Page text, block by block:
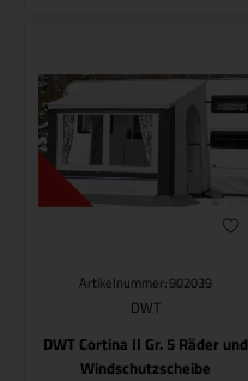
Artikelnummer: 902039
DWT
DWT Cortina II Gr. 5 Räder und
Windschutzscheibe